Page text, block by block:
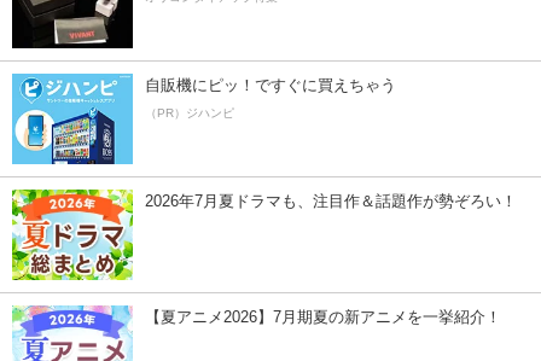
自販機にピッ！ですぐに買えちゃう
（PR）ジハンピ
2026年7月夏ドラマも、注目作＆話題作が勢ぞろい！
【夏アニメ2026】7月期夏の新アニメを一挙紹介！